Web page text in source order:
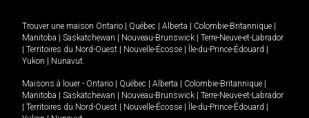
Trouver une maison Ontario Québec Alberta Colombie-Britannique
Manitoba
Saskatchewan Nouveau-Brunswick
Terre-Neuve-et-Labrador
Territoires du Nord-Ouest Nouvelle-Écosse Île-du-Prince-Édouard
Yukon
Nunavut.
Maisons à louer - Ontario Québec Alberta Colombie-Britannique
Manitoba
Saskatchewan Nouveau-Brunswick
Terre-Neuve-et-Labrador
Territoires du Nord-Ouest Nouvelle-Écosse Île-du-Prince-Édouard